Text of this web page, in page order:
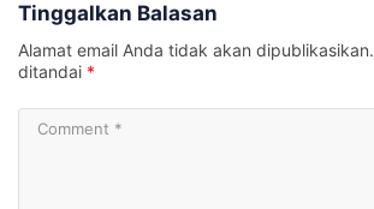
Tinggalkan Balasan
Alamat email Anda tidak akan dipublikasikan.
ditandai *